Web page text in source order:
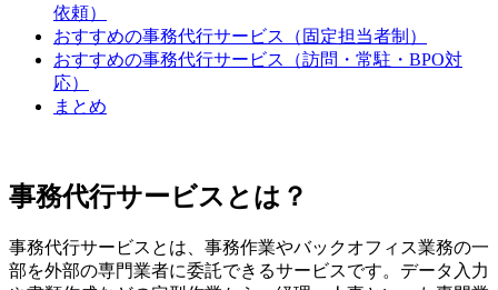
依頼）
おすすめの事務代行サービス（固定担当者制）
おすすめの事務代行サービス（訪問・常駐・BPO対
応）
まとめ
事務代行サービスとは？
事務代行サービスとは、事務作業やバックオフィス業務の一
部を外部の専門業者に委託できるサービスです。データ入力